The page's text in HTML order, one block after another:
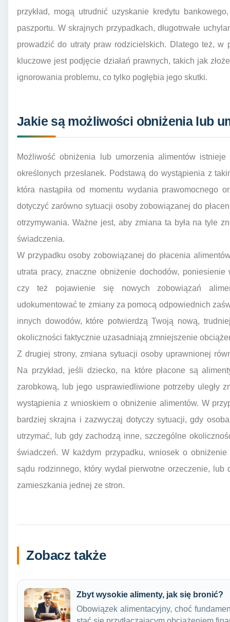
przykład, mogą utrudnić uzyskanie kredytu
paszportu. W skrajnych przypadkach, długotrwałe
prowadzić do utraty praw rodzicielskich. Dlatego też, w
kluczowe jest podjęcie działań prawnych, takich jak
ignorowania problemu, co tylko pogłębia jego skutki.
Jakie są możliwości obniżenia lub
Możliwość obniżenia lub umorzenia alimentów
określonych przesłanek. Podstawą do wystąpienia z
która nastąpiła od momentu wydania prawomocnego
dotyczyć zarówno sytuacji osoby zobowiązanej do
otrzymywania. Ważne jest, aby zmiana ta była na tyle
świadczenia.
W przypadku osoby zobowiązanej do płacenia
utrata pracy, znaczne obniżenie dochodów,
czy też pojawienie się nowych zobowiązań
udokumentować te zmiany za pomocą odpowiednich
innych dowodów, które potwierdzą Twoją nową,
okoliczności faktycznie uzasadniają zmniejszenie
Z drugiej strony, zmiana sytuacji osoby uprawnionej
Na przykład, jeśli dziecko, na które płacone są
zarobkową, lub jego usprawiedliwione potrzeby uległy
wystąpienia z wnioskiem o obniżenie alimentów. W
bardziej skrajna i zazwyczaj dotyczy sytuacji, gdy
utrzymać, lub gdy zachodzą inne, szczególne
świadczeń. W każdym przypadku, wniosek o
sądu rodzinnego, który wydał pierwotne orzeczenie,
zamieszkania jednej ze stron.
Zobacz także
Zbyt wysokie alimenty, jak się bronić?
Obowiązek alimentacyjny, choć